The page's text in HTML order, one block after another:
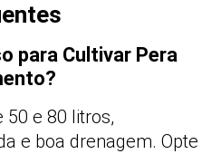
para Cultivar Pera
50 e 80 litros,
e boa drenagem. Opte